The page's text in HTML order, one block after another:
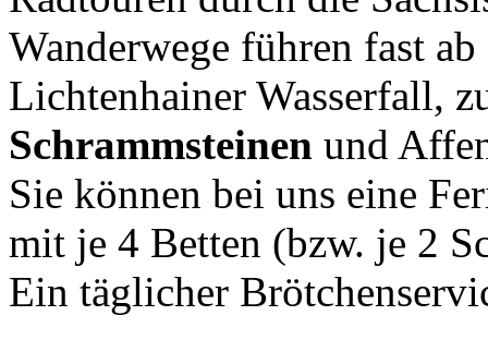
Wanderwege führen fast
Lichtenhainer Wasserfall,
Schrammsteinen und
Sie können bei uns eine
mit je 4 Betten (bzw. je 2
Ein täglicher